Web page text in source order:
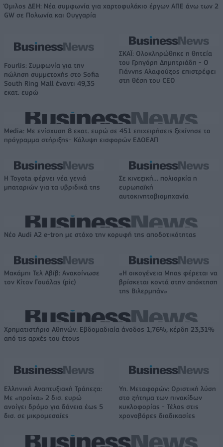
Όμιλος ΔΕΗ: Νέα συμφωνία για χαρτοφυλάκιο έργων ΑΠΕ άνω των 2
GW σε Πολωνία και Ουγγαρία
Fourlis: Συμφωνία για την
πώληση συμμετοχής στο Sofia
South Ring Mall έναντι 49,35
εκατ. ευρώ
ΣΚΑΪ: Ολοκληρώθηκε η θητεία
του Γρηγόρη Δημητριάδη - Ο
Γιάννης Αλαφούζος επιστρέφει
στη θέση του CEO
Media: Με ενίσχυση 8 εκατ. ευρώ σε 451 επιχειρήσεις ξεκίνησε το
πρόγραμμα στήριξης- Κάλυψη εισφορών ΕΔΟΕΑΠ
Η Toyota φέρνει νέα γενιά
μπαταριών για τα υβριδικά της
Σε κινεζική… πολιορκία η
ευρωπαϊκή
αυτοκινητοβιομηχανία
Νέο Audi A2 e-tron με στόχο την κορυφή της αποδοτικότητας
Μακάμπι Τελ Αβίβ: Ανακοίνωσε
τον Κίτον Γουάλας (pic)
«Η οικογένεια Μπας φέρεται να
βρίσκεται κοντά στην απόκτηση
της Βιλερμπάν»
Χρηματιστήριο Αθηνών: Εβδομαδιαία άνοδος 1,76%, κέρδη 23,31%
από τις αρχές του έτους
Ελληνική Αναπτυξιακή Τράπεζα:
Με «προίκα» 2 δισ. ευρώ
ανοίγει δρόμο για δάνεια έως 5
δισ. σε μικρομεσαίες
Υπ. Μεταφορών: Οριστική λύση
στο ζήτημα των πινακίδων
κυκλοφορίας - Τέλος στις
χρονοβόρες διαδικασίες